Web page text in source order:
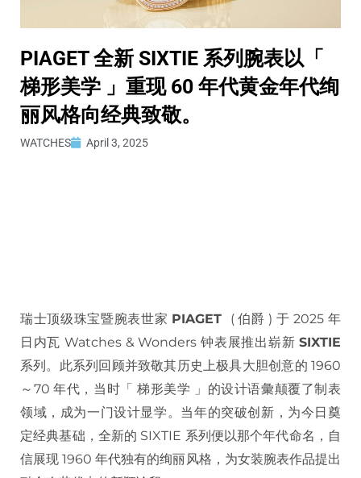
PIAGET 全新 SIXTIE 系列腕表以「
梯形美学 」重现 60 年代黄金年代绚
丽风格向经典致敬。
WATCHES April 3, 2025
瑞士顶级珠宝暨腕表世家 PIAGET
( 伯爵 ) 于 2025 年
日内瓦 Watches & Wonders 钟表展推出崭新 SIXTIE
系列。此系列回顾并致敬其历史上极具大胆创意的 1960
～70 年代，当时「 梯形美学 」的设计语彙颠覆了制表
领域，成为一门设计显学。当年的突破创新，为今日奠
定经典基础，全新的 SIXTIE 系列便以那个年代命名，自
信展现 1960 年代独有的绚丽风格，为女装腕表作品提出